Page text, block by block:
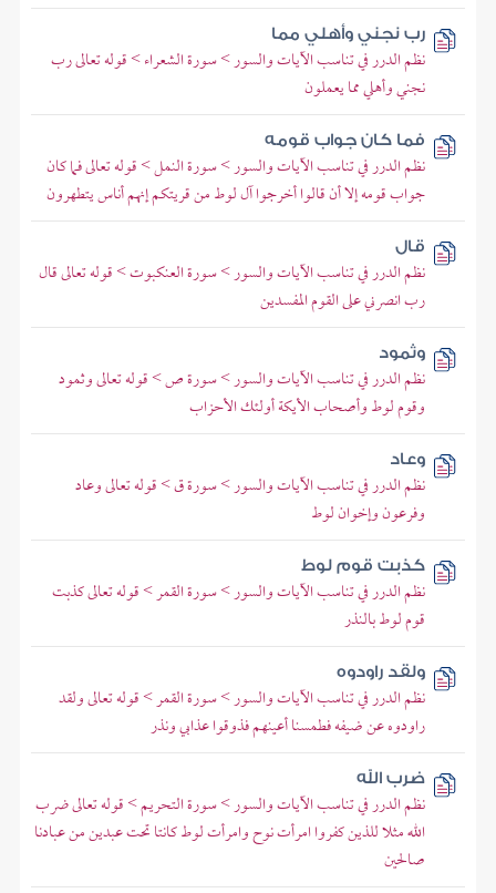
رب نجني وأهلي مما
نظم الدرر في تناسب الآيات والسور > سورة الشعراء > قوله تعالى رب
نجني وأهلي مما يعملون
فما كان جواب قومه
نظم الدرر في تناسب الآيات والسور > سورة النمل > قوله تعالى فما كان
جواب قومه إلا أن قالوا أخرجوا آل لوط من قريتكم إنهم أناس يتطهرون
قال
نظم الدرر في تناسب الآيات والسور > سورة العنكبوت > قوله تعالى قال
رب انصرني على القوم المفسدين
وثمود
نظم الدرر في تناسب الآيات والسور > سورة ص > قوله تعالى وثمود
وقوم لوط وأصحاب الأيكة أولئك الأحزاب
وعاد
نظم الدرر في تناسب الآيات والسور > سورة ق > قوله تعالى وعاد
وفرعون وإخوان لوط
كذبت قوم لوط
نظم الدرر في تناسب الآيات والسور > سورة القمر > قوله تعالى كذبت
قوم لوط بالنذر
ولقد راودوه
نظم الدرر في تناسب الآيات والسور > سورة القمر > قوله تعالى ولقد
راودوه عن ضيفه فطمسنا أعينهم فذوقوا عذابي ونذر
ضرب الله
نظم الدرر في تناسب الآيات والسور > سورة التحريم > قوله تعالى ضرب
الله مثلا للذين كفروا امرأت نوح وامرأت لوط كانتا تحت عبدين من عبادنا
صالحين